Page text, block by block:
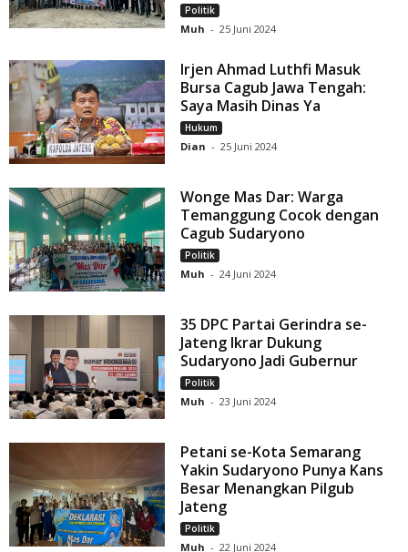
Politik
Muh - 25 Juni 2024
Irjen Ahmad Luthfi Masuk
Bursa Cagub Jawa Tengah:
Saya Masih Dinas Ya
Hukum
Dian - 25 Juni 2024
Wonge Mas Dar: Warga
Temanggung Cocok dengan
Cagub Sudaryono
Politik
Muh - 24 Juni 2024
35 DPC Partai Gerindra se-
Jateng Ikrar Dukung
Sudaryono Jadi Gubernur
Politik
Muh - 23 Juni 2024
Petani se-Kota Semarang
Yakin Sudaryono Punya Kans
Besar Menangkan Pilgub
Jateng
Politik
Muh - 22 Juni 2024